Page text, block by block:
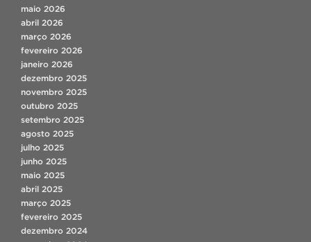
maio 2026
abril 2026
março 2026
fevereiro 2026
janeiro 2026
dezembro 2025
novembro 2025
outubro 2025
setembro 2025
agosto 2025
julho 2025
junho 2025
maio 2025
abril 2025
março 2025
fevereiro 2025
dezembro 2024